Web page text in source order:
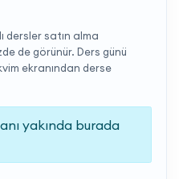
dersler satın alma
de görünür. Ders günü
ekranından derse
yakında burada